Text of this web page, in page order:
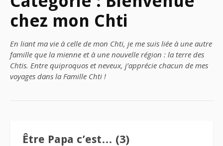
chez mon Chti
En liant ma vie à celle de mon Chti, je me suis liée à une autre
famille que la mienne et à une nouvelle région : la terre des
Chtis. Entre quiproquos et neveux, j’apprécie chacun de mes
voyages dans la Famille Chti !
Être Papa c’est… (3)